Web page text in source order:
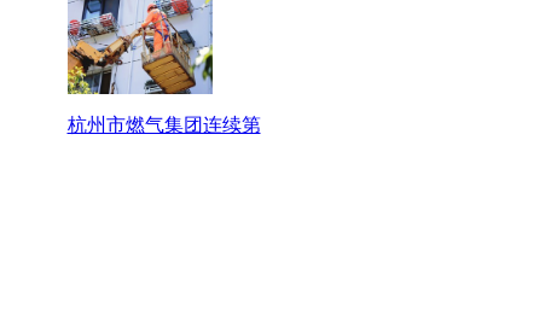
杭州市燃气集团连续第